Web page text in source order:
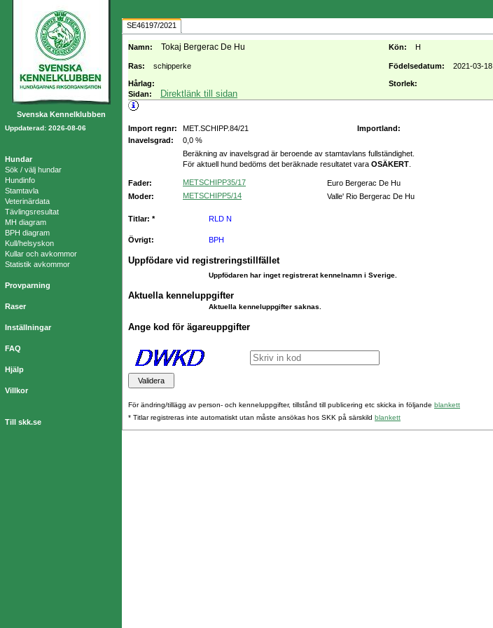
Svenska Kennelklubben
Uppdaterad: 2026-08-06
Hundar
Sök / välj hundar
Hundinfo
Stamtavla
Veterinärdata
Tävlingsresultat
MH diagram
BPH diagram
Kull/helsyskon
Kullar och avkommor
Statistik avkommor
Provparning
Raser
Inställningar
FAQ
Hjälp
Villkor
Till skk.se
SE46197/2021
Namn: Tokaj Bergerac De Hu Kön: H
Ras: schipperke Födelsedatum: 2021-03-18
Hårlag: Storlek:
Sidan:
Direktlänk till sidan
Import regnr: MET.SCHIPP.84/21
Importland:
Inavelsgrad:
0,0 %
Beräkning av inavelsgrad är beroende av stamtavlans fullständighet.
För aktuell hund bedöms det beräknade resultatet vara OSÄKERT
Fader: METSCHIPP35/17
Euro Bergerac De Hu
Moder:
METSCHIPP5/14 Valle' Rio Bergerac De Hu
Titlar: * RLD N
Övrigt: BPH
Uppfödare vid registreringstillfället
Uppfödaren har inget registrerat kennelnamn i Sverige.
Aktuella kenneluppgifter
Aktuella kenneluppgifter saknas.
Ange kod för ägareuppgifter
För ändring/tillägg av person- och kenneluppgifter, tillstånd till publicering etc skicka in följande blankett
* Titlar registreras inte automatiskt utan måste ansökas hos SKK på särskild blankett